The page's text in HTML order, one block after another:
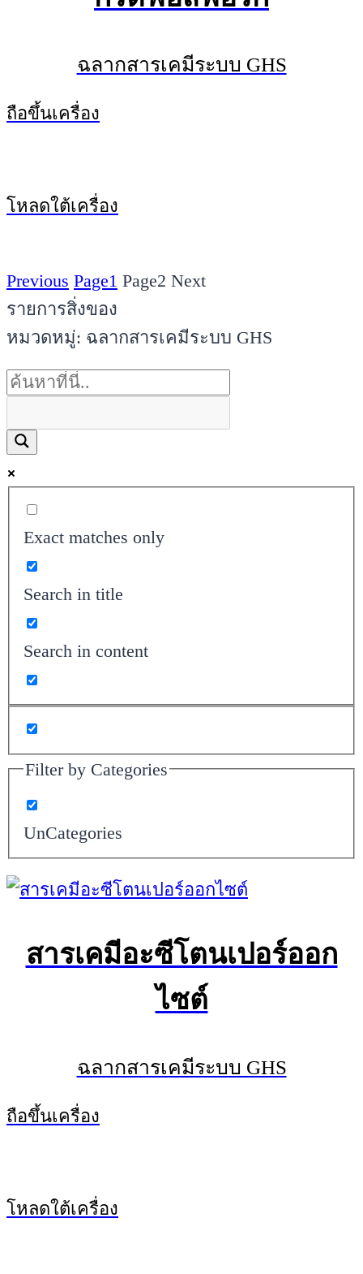
ฉลากสารเคมีระบบ GHS
ถือขึ้นเครื่อง
โหลดใต้เครื่อง
Previous Page1 Page2 Next
รายการสิ่งของ
หมวดหมู่: ฉลากสารเคมีระบบ GHS
Exact matches only
Search in title
Search in content
Filter by Categories
UnCategories
สารเคมีอะซีโตนเปอร์ออก
ไซต์
ฉลากสารเคมีระบบ GHS
ถือขึ้นเครื่อง
โหลดใต้เครื่อง